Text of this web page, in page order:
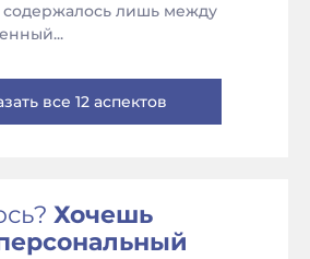
содержалось лишь между
все 12 аспектов
Хочешь